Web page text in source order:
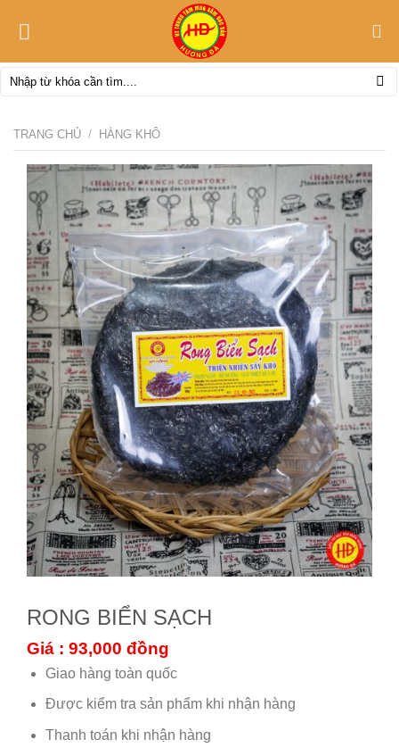
Tìm
kiếm:
TRANG CHỦ / HÀNG KHÔ
RONG BIỂN SẠCH
Giá : 93,000 đồng
Giao hàng toàn quốc
Được kiểm tra sản phẩm khi nhận hàng
Thanh toán khi nhận hàng